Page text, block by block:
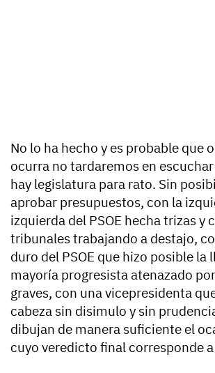
No lo ha hecho y es probable que
ocurra no tardaremos en
hay legislatura para rato. Sin
aprobar presupuestos, con la
izquierda del PSOE hecha trizas y
tribunales trabajando a destajo,
duro del PSOE que hizo posible la
mayoría progresista atenazado
graves, con una vicepresidenta
cabeza sin disimulo y sin
dibujan de manera suficiente el
cuyo veredicto final corresponde